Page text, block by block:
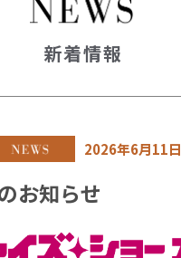
新着情報
2026年6月11日
お知らせ